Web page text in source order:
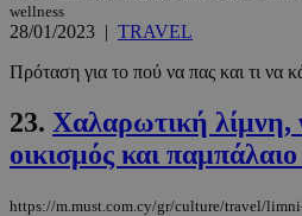
wellness
28/01/2023 | TRAVEL
Πρόταση για το πού να πας και τι να
23. Xαλαρωτική λίμνη,
οικισμός και
https://m.must.com.cy/gr/culture/travel/
PHPSESSID